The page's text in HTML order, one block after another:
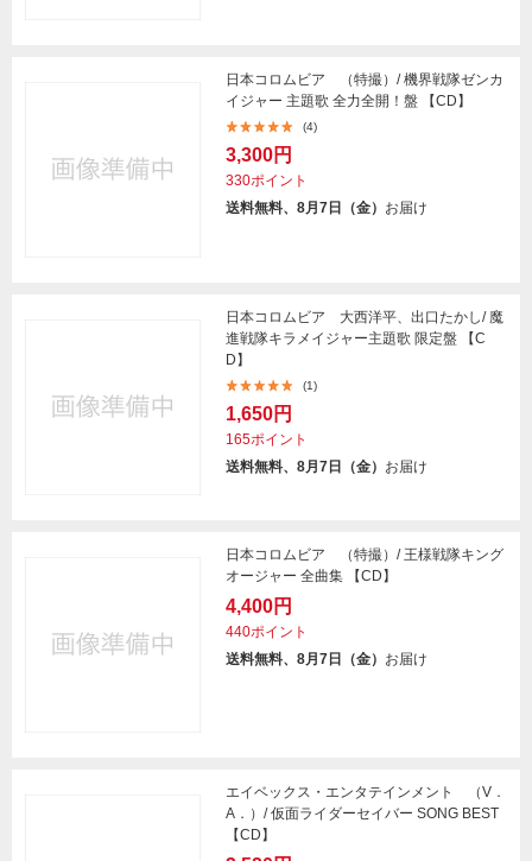
日本コロムビア （特撮）/ 機界戦隊ゼンカ
イジャー 主題歌 全力全開！盤 【CD】
(4)
3,300円
330ポイント
送料無料、8月7日（金） お届け
日本コロムビア 大西洋平、出口たかし/ 魔
進戦隊キラメイジャー主題歌 限定盤 【C
D】
(1)
1,650円
165ポイント
送料無料、8月7日（金） お届け
日本コロムビア （特撮）/ 王様戦隊キング
オージャー 全曲集 【CD】
4,400円
440ポイント
送料無料、8月7日（金） お届け
エイベックス・エンタテインメント （V．
A．）/ 仮面ライダーセイバー SONG BEST
【CD】